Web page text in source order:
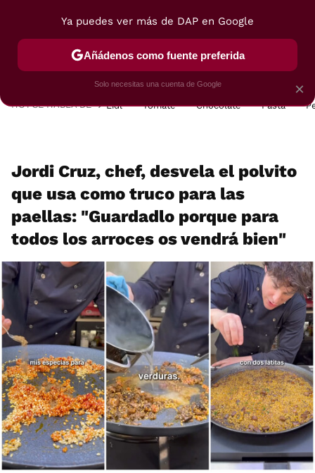
POSTRES VIAJES SELECCIÓN VEGUI
HOY SE HABLA DE Lidl Tomate Chocolate Pasta
Jordi Cruz, chef, desvela el polvito
que usa como truco para las
paellas: "Guardadlo porque para
todos los arroces os vendrá bien"
×
Ya puedes ver más de DAP en Google
Añádenos como fuente preferida
Solo necesitas una cuenta de Google